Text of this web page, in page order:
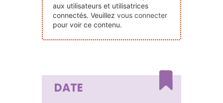
aux utilisateurs et utilisatrices
connectés. Veuillez vous connecter
pour voir ce contenu.
DATE